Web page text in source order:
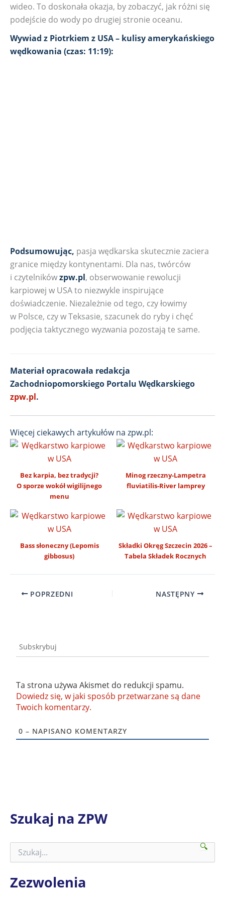
wideo. To doskonała okazja, by zobaczyć, jak różni się
podejście do wody po drugiej stronie oceanu.
Wywiad z Piotrkiem z USA – kulisy amerykańskiego
wędkowania (czas: 11:19):
Podsumowując, pasja wędkarska skutecznie zaciera
granice między kontynentami. Dla nas, twórców
i czytelnikówzpw.pl, obserwowanie rewolucji
karpiowej w USA to niezwykle inspirujące
doświadczenie. Niezależnie od tego, czy łowimy
w Polsce, czy w Teksasie, szacunek do ryby i chęć
podjęcia taktycznego wyzwania pozostają te same.
Materiał opracowała redakcja
Zachodniopomorskiego Portalu Wędkarskiego
zpw.pl.
Więcej ciekawych artykułów na zpw.pl:
Bez karpia, bez tradycji?
O sporze wokół wigilijnego
menu
Minog rzeczny-Lampetra
fluviatilis-River lamprey
Bass słoneczny (Lepomis
gibbosus)
Składki Okręg Szczecin 2026 –
Tabela Składek Rocznych
POPRZEDNI NASTĘPNY
Subskrybuj
Ta strona używa Akismet do redukcji spamu.
Dowiedz się, w jaki sposób przetwarzane są dane
Twoich komentarzy.
0 – NAPISANO KOMENTARZY
Szukaj na ZPW
k
a
🔍
Zezwolenia